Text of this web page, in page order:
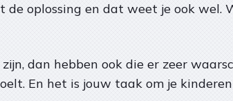
de oplossing en dat weet je ook
dan hebben ook die er zeer
En het is jouw taak om je